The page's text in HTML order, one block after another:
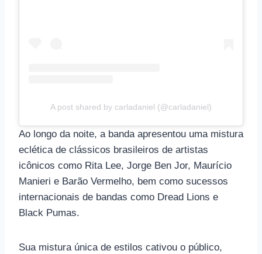
A post shared by carladaniel (@carladaniel)
Ao longo da noite, a banda apresentou uma mistura
eclética de clássicos brasileiros de artistas
icônicos como Rita Lee, Jorge Ben Jor, Maurício
Manieri e Barão Vermelho, bem como sucessos
internacionais de bandas como Dread Lions e
Black Pumas.
Sua mistura única de estilos cativou o público,